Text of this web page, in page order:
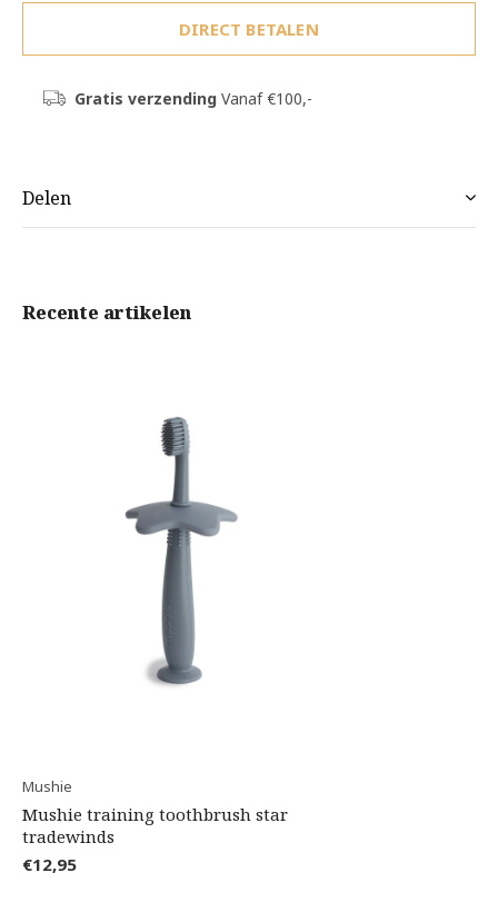
DIRECT BETALEN
Gratis verzendingVanaf €100,-
Delen
Recente artikelen
Mushie
Mushie training toothbrush star
tradewinds
€12,95